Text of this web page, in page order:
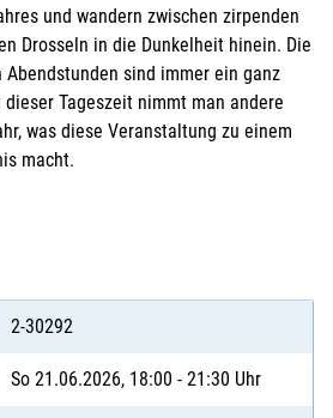
und wandern zwischen zirpenden
Drosseln in die Dunkelheit hinein. Die
Abendstunden sind immer ein ganz
Tageszeit nimmt man andere
was diese Veranstaltung zu einem
macht.
2-30292
So 21.06.2026, 18:00 - 21:30 Uhr